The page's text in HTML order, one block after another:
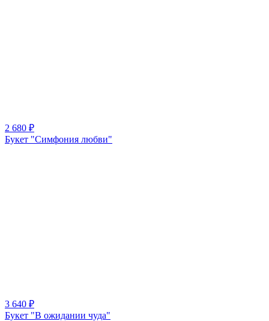
2 680 ₽
Букет "Симфония любви"
3 640 ₽
Букет "В ожидании чуда"